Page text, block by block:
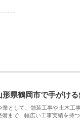
県鶴岡市で手がけ
として、舗装工事や土木工
まで、幅広い工事実績を持